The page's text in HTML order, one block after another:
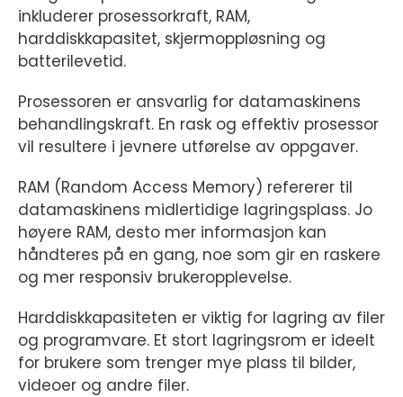
inkluderer prosessorkraft, RAM,
harddiskkapasitet, skjermoppløsning og
batterilevetid.
Prosessoren er ansvarlig for datamaskinens
behandlingskraft. En rask og effektiv prosessor
vil resultere i jevnere utførelse av oppgaver.
RAM (Random Access Memory) refererer til
datamaskinens midlertidige lagringsplass. Jo
høyere RAM, desto mer informasjon kan
håndteres på en gang, noe som gir en raskere
og mer responsiv brukeropplevelse.
Harddiskkapasiteten er viktig for lagring av filer
og programvare. Et stort lagringsrom er ideelt
for brukere som trenger mye plass til bilder,
videoer og andre filer.